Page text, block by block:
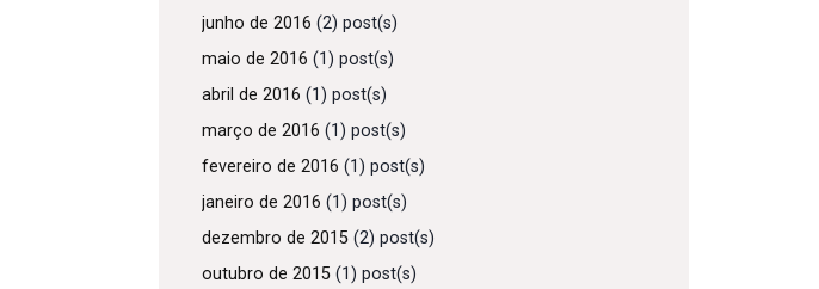
junho de 2016 (2) post(s)
maio de 2016 (1) post(s)
abril de 2016 (1) post(s)
março de 2016 (1) post(s)
fevereiro de 2016 (1) post(s)
janeiro de 2016 (1) post(s)
dezembro de 2015 (2) post(s)
outubro de 2015 (1) post(s)